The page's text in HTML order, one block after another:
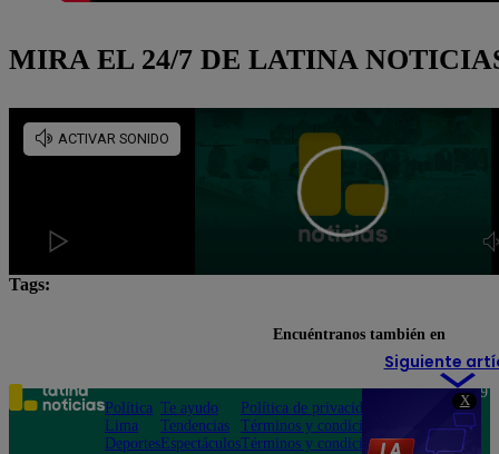
X
MIRA EL 24/7 DE LATINA
Tags:
Siguiente
Encuéntranos también en
Política
Lima
Deportes
Te ayudo
Tendencias
Espectáculos
Política de privacidad
Términos y condiciones
Términos y condiciones
Teléfono: 219
Av. San
Felipe 968